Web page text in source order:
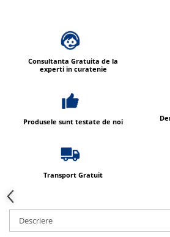
Uscatoare de maini si par
Uscatoare de maini
Produse ingrijire personala
Sapun solid
Sapun spuma
Consumabile hartie
Acoperitori toaleta
Consultanta Gratuita de la
experti in curatenie
Produsele sunt testate de noi
Transport Gratuit
Descriere